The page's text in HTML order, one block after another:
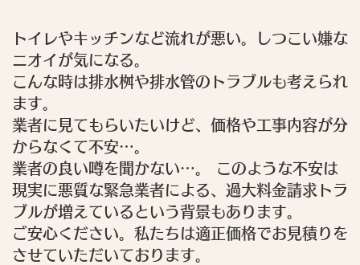
トイレやキッチンなど流れが悪い。しつこい嫌な
ニオイが気になる。
こんな時は排水桝や排水管のトラブルも考えられ
ます。
業者に見てもらいたいけど、価格や工事内容が分
からなくて不安…。
業者の良い噂を聞かない…。 このような不安は
現実に悪質な緊急業者による、過大料金請求トラ
ブルが増えているという背景もあります。
ご安心ください。私たちは適正価格でお見積りを
させていただいております。